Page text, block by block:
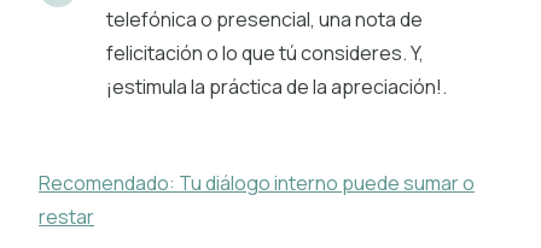
telefónica o presencial, una nota de
felicitación o lo que tú consideres. Y,
¡estimula la práctica de la apreciación!.
Recomendado: Tu diálogo interno puede sumar o
restar